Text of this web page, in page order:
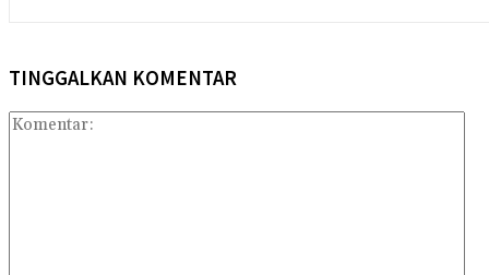
TINGGALKAN KOMENTAR